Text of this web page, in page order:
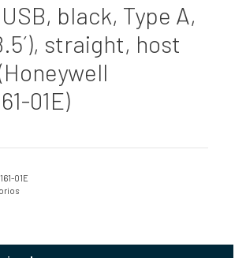
black, Type A,
straight, host
01E)
01E